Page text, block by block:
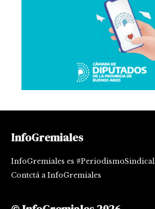
InfoGremiales
InfoGremiales es #PeriodismoSindical
Contctá a InfoGremiales